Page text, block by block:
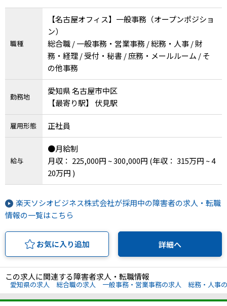
職種
【名古屋オフィス】一般事務（オープンポジショ
ン）
総合職 / 一般事務・営業事務 / 総務・人事 / 財
務・経理 / 受付・秘書 / 庶務・メールルーム / そ
の他事務
勤務地
愛知県 名古屋市中区
【最寄り駅】 伏見駅
雇用形態 正社員
給与
●月給制
月収： 225,000円 ~ 300,000円 (年収： 315万円 ~ 4
20万円 )
楽天ソシオビジネス株式会社が採用中の障害者の求人・転職
情報の一覧はこちら
お気に入り追加 詳細へ
この求人に関連する障害者求人・転職情報
愛知県の求人 総合職の求人 一般事務・営業事務の求人 総務・人事